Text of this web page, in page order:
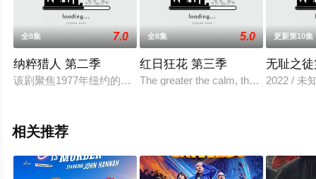
全8集 7.0
纳粹猎人 第二季
该剧聚焦1977年纽约的一群纳粹猎人，他们发现数百名纳粹高
全8集 5.0
红日狂花 第三季
The greater the calm, the wilder the
更新第10集
无耻之
2022 / 未
相关推荐